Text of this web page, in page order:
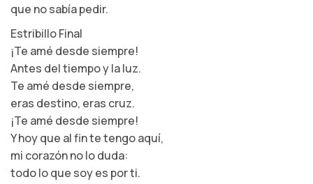
que no sabía pedir.
Estribillo Final
¡Te amé desde siempre!
Antes del tiempo y la luz.
Te amé desde siempre,
eras destino, eras cruz.
¡Te amé desde siempre!
Y hoy que al fin te tengo aquí,
mi corazón no lo duda:
todo lo que soy es por ti.